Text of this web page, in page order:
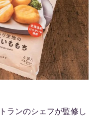
ランのシェフが監修し